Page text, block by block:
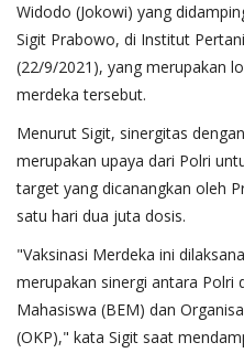
Widodo (Jokowi) yang
Sigit Prabowo, di Institut
(22/9/2021), yang merupakan
merdeka tersebut.
Menurut Sigit, sinergitas
merupakan upaya dari Polri
target yang dicanangkan oleh
satu hari dua juta dosis.
"Vaksinasi Merdeka ini
merupakan sinergi antara Polri
Mahasiswa (BEM) dan
(OKP)," kata Sigit saat